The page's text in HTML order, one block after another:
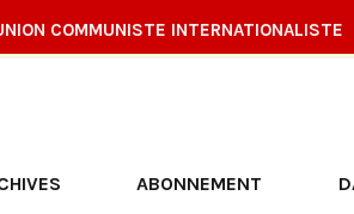
COMMUNISTE INTERNATIONALISTE
ABONNEMENT